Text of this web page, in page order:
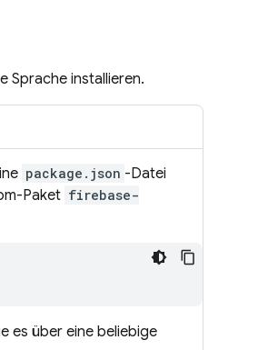
Sprache installieren.
package.json -Datei
Paket firebase-
es über eine beliebige